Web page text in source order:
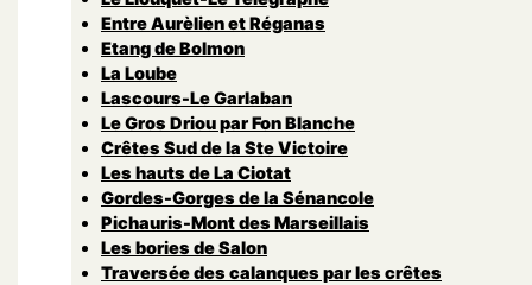
Entre Aurèlien et Réganas
Etang de Bolmon
La Loube
Lascours-Le Garlaban
Le Gros Driou par Fon Blanche
Crêtes Sud de la Ste Victoire
Les hauts de La Ciotat
Gordes-Gorges de la Sénancole
Pichauris-Mont des Marseillais
Les bories de Salon
Traversée des calanques par les crêtes